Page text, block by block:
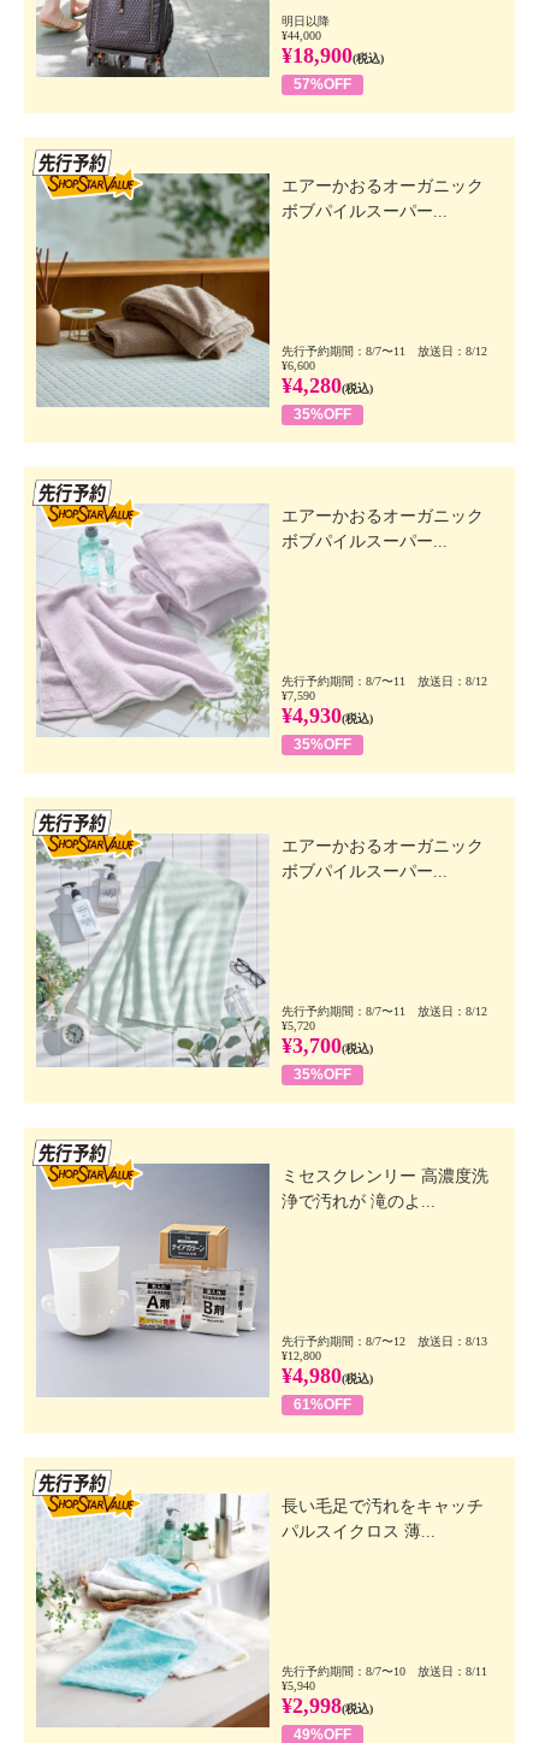
明日以降
¥44,000
¥18,900(税込)
57%OFF
エアーかおるオーガニック
ボブパイルスーパー...
先行予約期間：8/7〜11 放送日：8/12
¥6,600
¥4,280(税込)
35%OFF
エアーかおるオーガニック
ボブパイルスーパー...
先行予約期間：8/7〜11 放送日：8/12
¥7,590
¥4,930(税込)
35%OFF
エアーかおるオーガニック
ボブパイルスーパー...
先行予約期間：8/7〜11 放送日：8/12
¥5,720
¥3,700(税込)
35%OFF
ミセスクレンリー 高濃度洗
浄で汚れが 滝のよ...
先行予約期間：8/7〜12 放送日：8/13
¥12,800
¥4,980(税込)
61%OFF
長い毛足で汚れをキャッチ
パルスイクロス 薄...
先行予約期間：8/7〜10 放送日：8/11
¥5,940
¥2,998(税込)
49%OFF